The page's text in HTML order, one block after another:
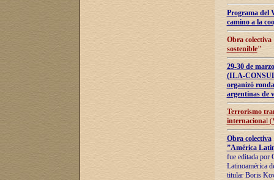
Programa del
camino a la
Obra
sostenible"
29-30 de
(ILA-
organizó
argentinas de
Terrorismo
internacional
Obra colectiva
”América
fue editada por
Latinoamérica
titular Boris